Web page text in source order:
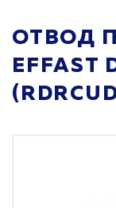
ОТВОД
EFFAST